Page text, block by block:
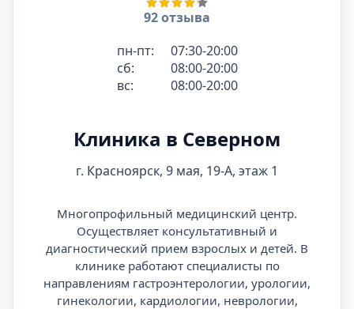
92 отзыва
пн-пт:
07:30-20:00
сб:
08:00-20:00
вс:
08:00-20:00
Клиника в Северном
г. Красноярск, 9 мая, 19-А, этаж 1
Многопрофильный медицинский центр.
Осуществляет консультативный и
диагностический прием взрослых и детей. В
клинике работают специалисты по
направлениям гастроэнтерологии, урологии,
гинекологии, кардиологии, неврологии,